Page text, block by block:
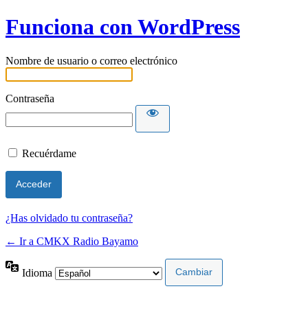
Funciona con WordPress
Nombre de usuario o correo electrónico
Contraseña
Recuérdame
¿Has olvidado tu contraseña?
← Ir a CMKX Radio Bayamo
Idioma